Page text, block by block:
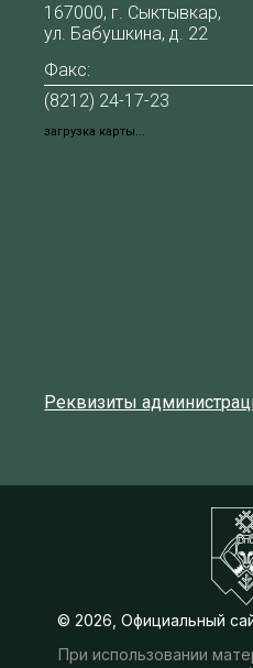
167000, г. Сыктывкар,
ул. Бабушкина, д. 22
Факс:
(8212) 24-17-23
загрузка карты...
Реквизиты
© 2026, Официальный
При использовании